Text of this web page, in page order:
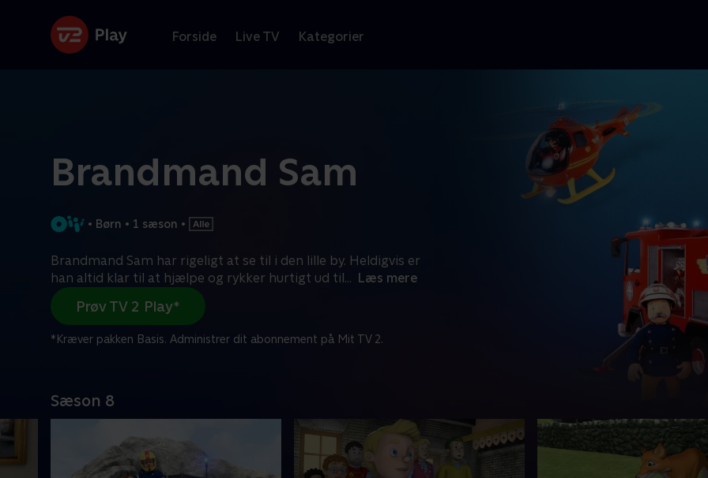
Forside Live TV Kategorier
Brandmand Sam
• Børn • 1 sæson •
Brandmand Sam har rigeligt at se til i den lille by. Heldigvis er
han altid klar til at hjælpe og rykker hurtigt ud til... Læs mere
Prøv TV 2 Play*
*Kræver pakken Basis. Administrer dit abonnement på Mit TV 2.
Sæson 8